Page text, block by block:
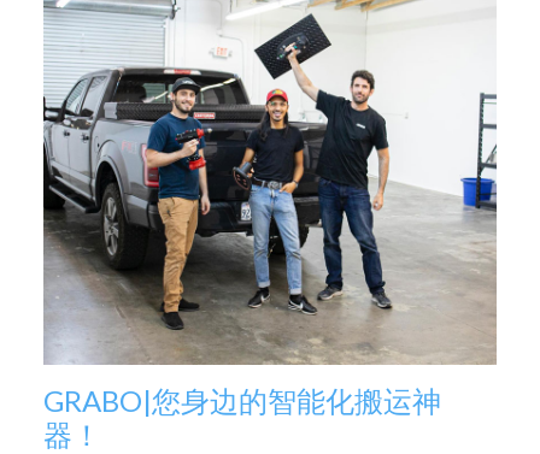
GRABO|您身边的智能化搬运神
器！